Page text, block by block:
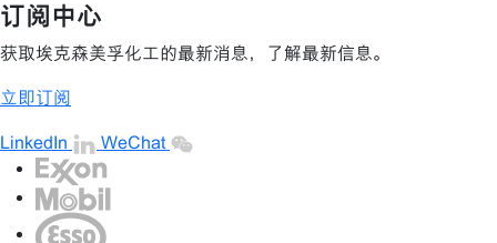
频
订阅中心
获取埃克森美孚化工的最新消息，了解最新信息。
立即订阅
LinkedIn WeChat